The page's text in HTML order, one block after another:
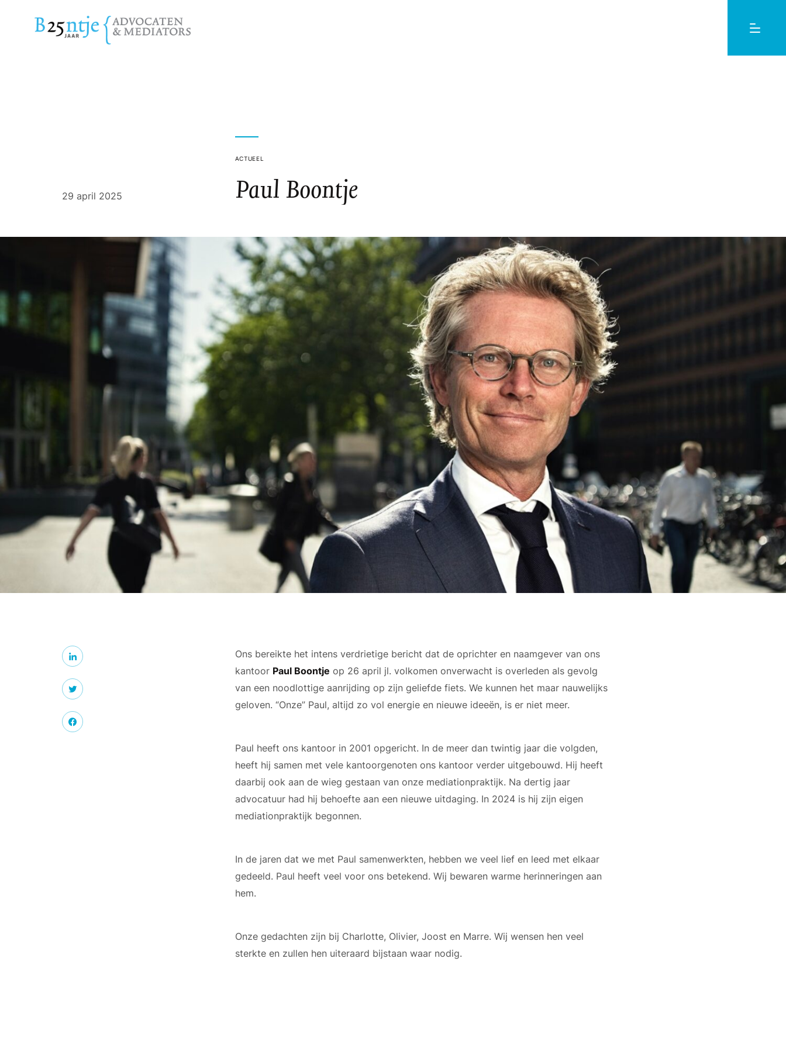
29 april 2025
ACTUEEL
Paul Boontje
Ons bereikte het intens verdrietige bericht dat de oprichter en naamgever van ons
kantoor Paul Boontje op 26 april jl. volkomen onverwacht is overleden als gevolg
van een noodlottige aanrijding op zijn geliefde fiets. We kunnen het maar nauwelijks
geloven. “Onze” Paul, altijd zo vol energie en nieuwe ideeën, is er niet meer.
Paul heeft ons kantoor in 2001 opgericht. In de meer dan twintig jaar die volgden,
heeft hij samen met vele kantoorgenoten ons kantoor verder uitgebouwd. Hij heeft
daarbij ook aan de wieg gestaan van onze mediationpraktijk. Na dertig jaar
advocatuur had hij behoefte aan een nieuwe uitdaging. In 2024 is hij zijn eigen
mediationpraktijk begonnen.
In de jaren dat we met Paul samenwerkten, hebben we veel lief en leed met elkaar
gedeeld. Paul heeft veel voor ons betekend. Wij bewaren warme herinneringen aan
hem.
Onze gedachten zijn bij Charlotte, Olivier, Joost en Marre. Wij wensen hen veel
sterkte en zullen hen uiteraard bijstaan waar nodig.